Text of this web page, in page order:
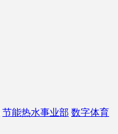
节能热水事业部 数字体育